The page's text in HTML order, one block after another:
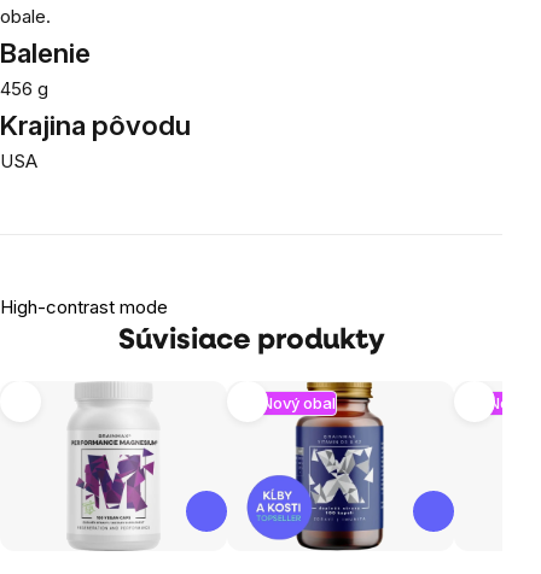
obale.
Balenie
456 g
Krajina pôvodu
USA
High-contrast mode
Súvisiace produkty
Nový obal Nový